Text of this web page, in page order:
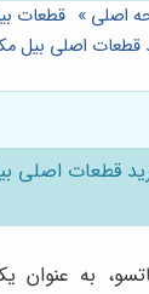
اصلی » قطعات
قطعات اصلی بیل
قطعات اصلی
به